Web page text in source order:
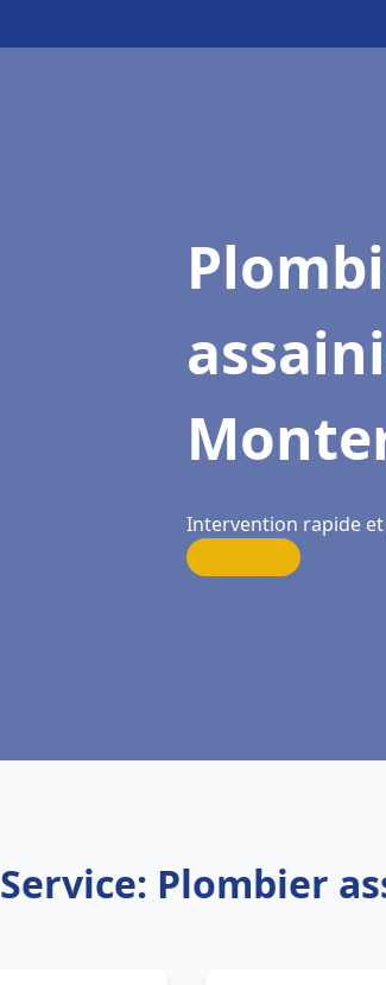
Intervention rapide et
Service: Plombier